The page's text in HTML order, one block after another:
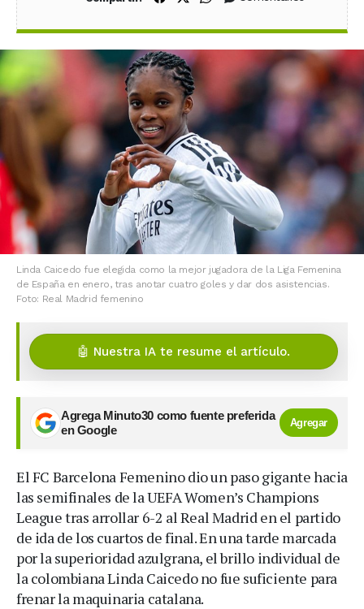
Linda Caicedo fue elegida como la mejor jugadora de la Liga Femenina
de España en enero, tras anotar cuatro goles y dar dos asistencias.
Foto: Real Madrid femenino
🤖 Nuestra IA te resume el artículo.
Agrega Minuto30 como fuente preferida
en Google
Agregar
El FC Barcelona Femenino dio un paso gigante hacia
las semifinales de la UEFA Women’s Champions
League tras arrollar 6-2 al Real Madrid en el partido
de ida de los cuartos de final. En una tarde marcada
por la superioridad azulgrana, el brillo individual de
la colombiana Linda Caicedo no fue suficiente para
frenar la maquinaria catalana.